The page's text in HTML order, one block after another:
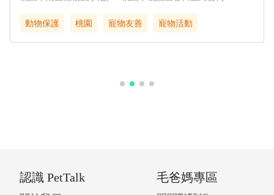
動物保護
桃園 寵物友善 寵物活動
認識 PetTalk 毛爸媽專區